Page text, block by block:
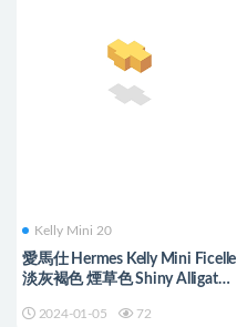
Kelly Mini 20
愛馬仕 Hermes Kelly Mini Ficelle
淡灰褐色 煙草色 Shiny Alligator
2024-01-05 72